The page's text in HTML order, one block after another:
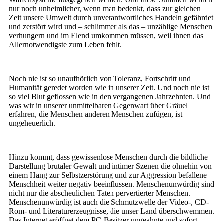
nur noch unheimlicher, wenn man bedenkt, dass zur gleichen
Zeit unsere Umwelt durch unverantwortliches Handeln gefährdet
und zerstört wird und – schlimmer als das – unzählige Menschen
verhungern und im Elend umkommen müssen, weil ihnen das
Allernotwendigste zum Leben fehlt.
Noch nie ist so unaufhörlich von Toleranz, Fortschritt und
Humanität geredet worden wie in unserer Zeit. Und noch nie ist
so viel Blut geflossen wie in den vergangenen Jahrzehnten. Und
was wir in unserer unmittelbaren Gegenwart über Gräuel
erfahren, die Menschen anderen Menschen zufügen, ist
ungeheuerlich.
Hinzu kommt, dass gewissenlose Menschen durch die bildliche
Darstellung brutaler Gewalt und intimer Szenen die ohnehin von
einem Hang zur Selbstzerstörung und zur Aggression befallene
Menschheit weiter negativ beeinflussen. Menschenunwürdig sind
nicht nur die abscheulichen Taten pervertierter Menschen.
Menschenunwürdig ist auch die Schmutzwelle der Video-, CD-
Rom- und Literaturerzeugnisse, die unser Land überschwemmen.